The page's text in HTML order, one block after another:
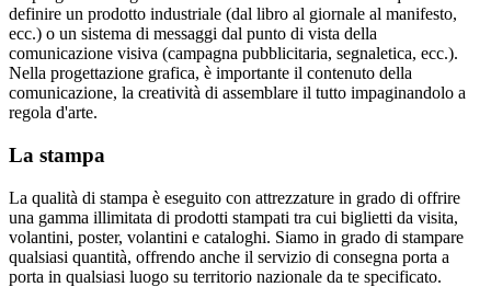
definire un prodotto industriale (dal libro al giornale al manifesto,
ecc.) o un sistema di messaggi dal punto di vista della
comunicazione visiva (campagna pubblicitaria, segnaletica, ecc.).
Nella progettazione grafica, è importante il contenuto della
comunicazione, la creatività di assemblare il tutto impaginandolo a
regola d'arte.
La stampa
La qualità di stampa è eseguito con attrezzature in grado di offrire
una gamma illimitata di prodotti stampati tra cui biglietti da visita,
volantini, poster, volantini e cataloghi. Siamo in grado di stampare
qualsiasi quantità, offrendo anche il servizio di consegna porta a
porta in qualsiasi luogo su territorio nazionale da te specificato.